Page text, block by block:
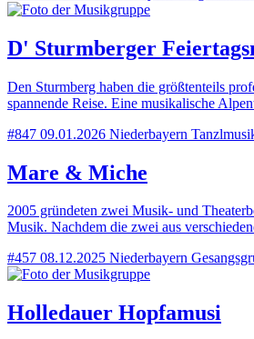
D' Sturmberger
Den Sturmberg haben die größtenteils
spannende Reise. Eine musikalische
#847 09.01.2026 Niederbayern
Mare & Miche
2005 gründeten zwei Musik- und
Musik. Nachdem die zwei aus
#457 08.12.2025 Niederbayern
Holledauer Hopfamusi